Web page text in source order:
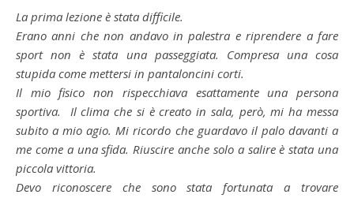
La prima lezione è stata difficile.
Erano anni che non andavo in palestra e riprendere a fare
sport non è stata una passeggiata. Compresa una cosa
stupida come mettersi in pantaloncini corti.
Il mio fisico non rispecchiava esattamente una persona
sportiva.
Il clima che si è creato in sala, però, mi ha messa
subito a mio agio. Mi ricordo che guardavo il palo davanti a
me come a una sfida. Riuscire anche solo a salire è stata una
piccola vittoria.
Devo riconoscere che sono stata fortunata a trovare